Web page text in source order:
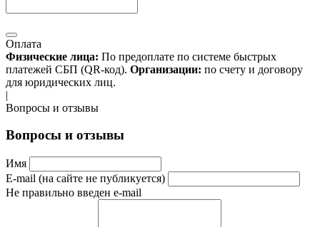
Оплата
Физические лица: По предоплате по системе быстрых
платежей СБП (QR-код). Организации: по счету и договору
для юридических лиц.
|
Вопросы и отзывы
Вопросы и отзывы
Имя
E-mail (на сайте не публикуется)
Не правильно введен e-mail